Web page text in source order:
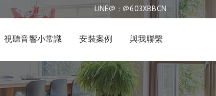
LINE＠ : ＠603XBBCN
視聽音響小常識 安裝案例 與我聯繫